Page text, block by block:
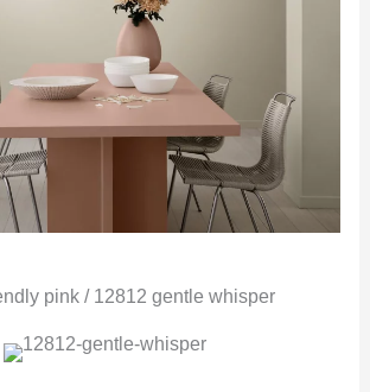
pink / 12812 gentle whisper